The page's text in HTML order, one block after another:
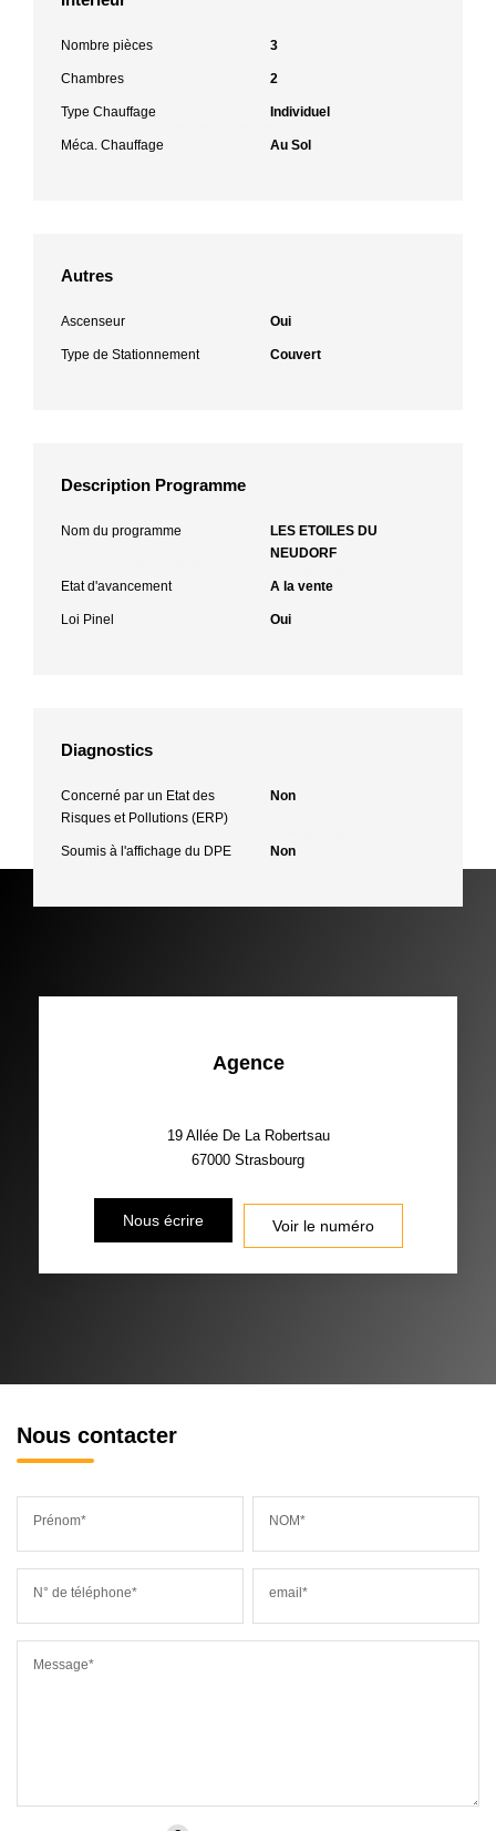
Nombre pièces 3
Chambres 2
Type Chauffage Individuel
Méca. Chauffage Au Sol
Autres
Ascenseur Oui
Type de Stationnement Couvert
Description Programme
Nom du programme
LES ETOILES DU
NEUDORF
Etat d'avancement A la vente
Loi Pinel Oui
Diagnostics
Concerné par un Etat des
Risques et Pollutions (ERP)
Non
Soumis à l'affichage du DPE Non
Agence
19 Allée De La Robertsau
67000 Strasbourg
Nous écrire Voir le numéro
Nous contacter
Prénom* NOM*
N° de téléphone* email*
Message*